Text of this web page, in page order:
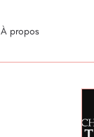
À propos